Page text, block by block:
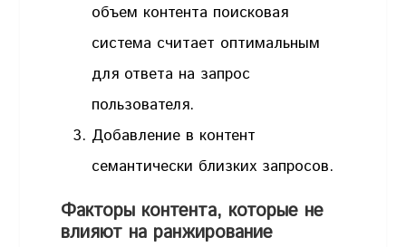
объем контента поисковая
система считает оптимальным
для ответа на запрос
пользователя.
Добавление в контент
семантически близких запросов.
Факторы контента, которые не
влияют на ранжирование